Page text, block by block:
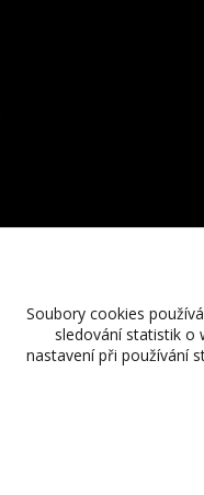
Soubory cookies
sledování statistik o
nastavení při používání